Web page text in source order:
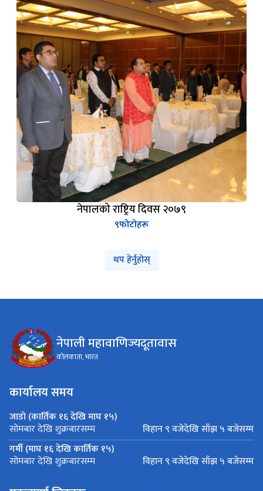
नेपालको राष्ट्रिय दिवस २०७९
९फोटोहरू
थप हेर्नुहोस्
नेपाली महावाणिज्यदूतावास
कोलकाता, भारत
कार्यालय समय
जाडो (कार्तिक १६ देखि माघ १५)
सोमबार देखि शुक्रबारसम्म
विहान ९ वजेदेखि साँझ ५ बजेसम्म
गर्मी (माघ १६ देखि कार्तिक १५)
सोमबार देखि शुक्रबारसम्म विहान ९ वजेदेखि साँझ ५ बजेसम्म